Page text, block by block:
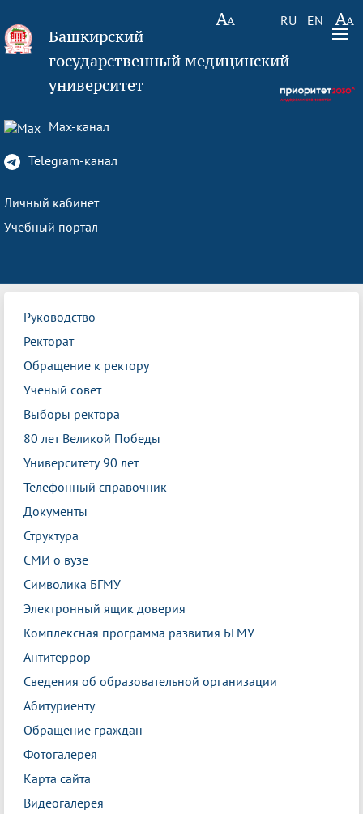
RU EN
Башкирский
государственный медицинский
университет
Max-канал
Telegram-канал
Личный кабинет
Учебный портал
Руководство
Ректорат
Обращение к ректору
Ученый совет
Выборы ректора
80 лет Великой Победы
Университету 90 лет
Телефонный справочник
Документы
Структура
СМИ о вузе
Символика БГМУ
Электронный ящик доверия
Комплексная программа развития БГМУ
Антитеррор
Сведения об образовательной организации
Абитуриенту
Обращение граждан
Фотогалерея
Карта сайта
Видеогалерея